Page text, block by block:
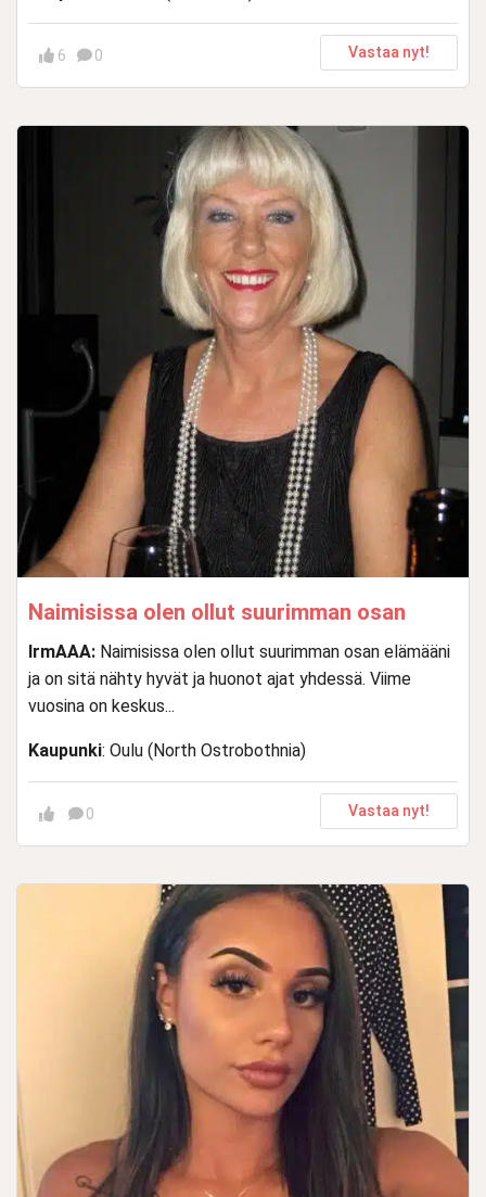
6 0 Vastaa nyt!
Naimisissa olen ollut suurimman osan
IrmAAA: Naimisissa olen ollut suurimman osan elämääni
ja on sitä nähty hyvät ja huonot ajat yhdessä. Viime
vuosina on keskus...
Kaupunki: Oulu (North Ostrobothnia)
0 Vastaa nyt!